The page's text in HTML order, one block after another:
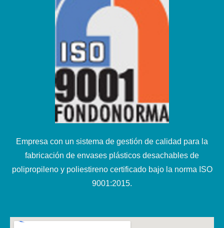
Empresa con un sistema de gestión de calidad para la
fabricación de envases plásticos desachables de
polipropileno y poliestireno certificado bajo la norma ISO
9001:2015.